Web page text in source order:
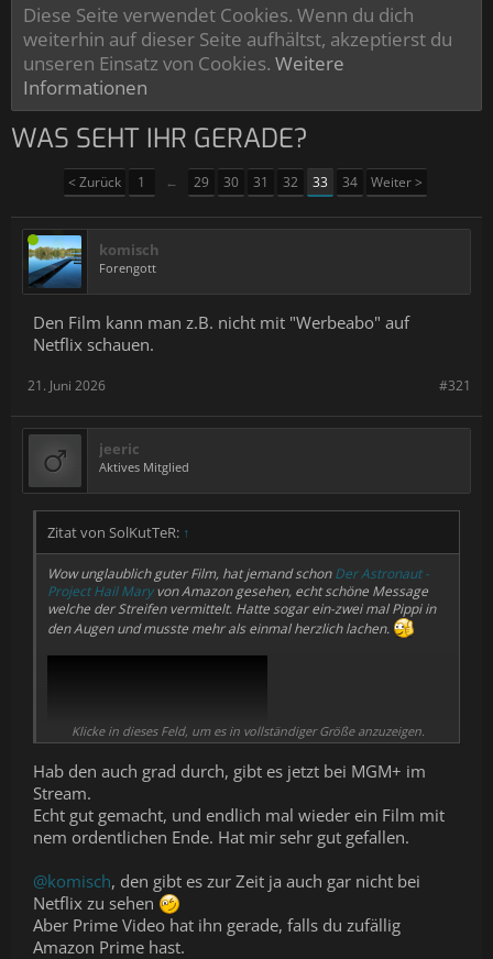
Diese Seite verwendet Cookies. Wenn du dich
weiterhin auf dieser Seite aufhältst, akzeptierst du
unseren Einsatz von Cookies. Weitere
Informationen
WAS SEHT IHR GERADE?
< Zurück 1 ← 29 30 31 32 33 34 Weiter >
komisch
Forengott
Den Film kann man z.B. nicht mit "Werbeabo" auf
Netflix schauen.
#321
21. Juni 2026
jeeric
Aktives Mitglied
Zitat von SolKutTeR: ↑
Wow unglaublich guter Film, hat jemand schonDer Astronaut -
Project Hail Maryvon Amazon gesehen, echt schöne Message
welche der Streifen vermittelt. Hatte sogar ein-zwei mal Pippi in
den Augen und musste mehr als einmal herzlich lachen.
Klicke in dieses Feld, um es in vollständiger Größe anzuzeigen.
Hab den auch grad durch, gibt es jetzt bei MGM+ im
Stream.
Echt gut gemacht, und endlich mal wieder ein Film mit
nem ordentlichen Ende. Hat mir sehr gut gefallen.
@komisch, den gibt es zur Zeit ja auch gar nicht bei
Netflix zu sehen
Aber Prime Video hat ihn gerade, falls du zufällig
Amazon Prime hast.